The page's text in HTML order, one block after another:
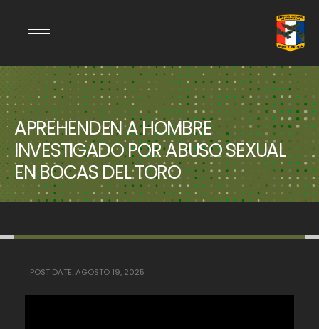
APREHENDEN A HOMBRE
INVESTIGADO POR ABUSO SEXUAL
EN BOCAS DEL TORO
POST DATE:AGOSTO 19, 2025